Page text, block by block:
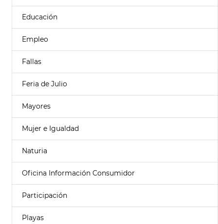
Educación
Empleo
Fallas
Feria de Julio
Mayores
Mujer e Igualdad
Naturia
Oficina Información Consumidor
Participación
Playas